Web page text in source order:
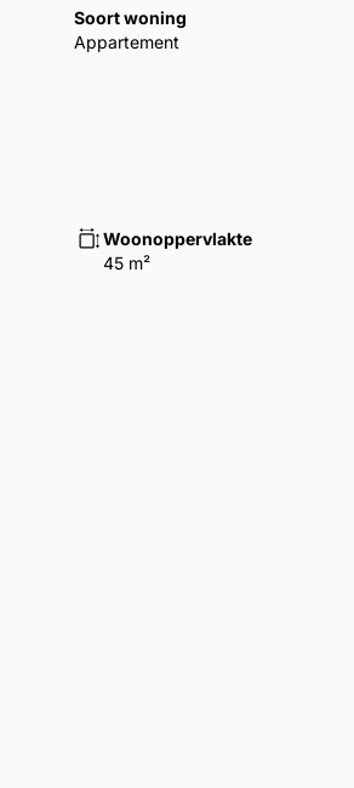
Soort woning
Appartement
Woonoppervlakte
45 m²